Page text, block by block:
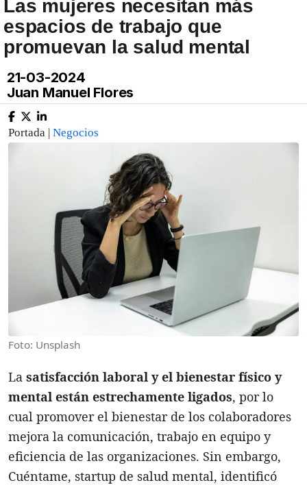
Las mujeres necesitan más
espacios de trabajo que
promuevan la salud mental
21-03-2024
Juan Manuel Flores
Portada | Negocios
Foto: Unsplash
La satisfacción laboral y el bienestar físico y
mental están estrechamente ligados, por lo
cual promover el bienestar de los colaboradores
mejora la comunicación, trabajo en equipo y
eficiencia de las organizaciones. Sin embargo,
Cuéntame, startup de salud mental, identificó